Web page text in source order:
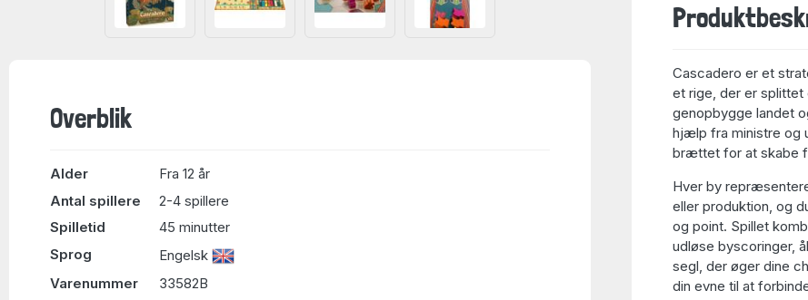
Overblik
Alder
Fra 12 år
Antal spillere
2-4 spillere
Spilletid
45 minutter
Sprog
Engelsk
Varenummer
33582B
Cascadero er et
et rige, der er splittet
genopbygge landet
hjælp fra ministre og
brættet for at skabe
Hver by
eller produktion, og
og point. Spillet
udløse byscoringer,
segl, der øger dine
din evne til at